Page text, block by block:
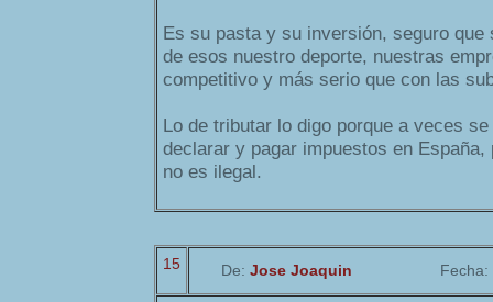
Es su pasta y su inversión, seguro
de esos nuestro deporte, nuestras
competitivo y más serio que con las
Lo de tributar lo digo porque a veces
declarar y pagar impuestos en España,
no es ilegal.
15 De: Jose Joaquin Fecha: